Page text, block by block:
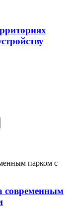
современным